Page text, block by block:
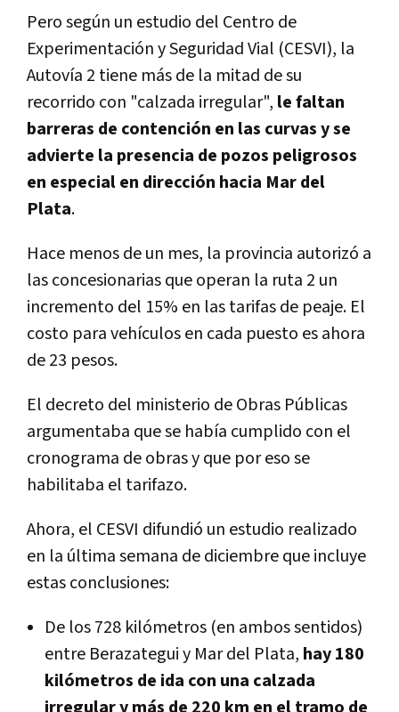
Pero según un estudio del Centro de
Experimentación y Seguridad Vial (CESVI), la
Autovía 2 tiene más de la mitad de su
recorrido con "calzada irregular", le faltan
barreras de contención en las curvas y se
advierte la presencia de pozos peligrosos
en especial en dirección hacia Mar del
Plata.
Hace menos de un mes, la provincia autorizó a
las concesionarias que operan la ruta 2 un
incremento del 15% en las tarifas de peaje. El
costo para vehículos en cada puesto es ahora
de 23 pesos.
El decreto del ministerio de Obras Públicas
argumentaba que se había cumplido con el
cronograma de obras y que por eso se
habilitaba el tarifazo.
Ahora, el CESVI difundió un estudio realizado
en la última semana de diciembre que incluye
estas conclusiones:
De los 728 kilómetros (en ambos sentidos)
entre Berazategui y Mar del Plata, hay 180
kilómetros de ida con una calzada
irregular y más de 220 km en el tramo de